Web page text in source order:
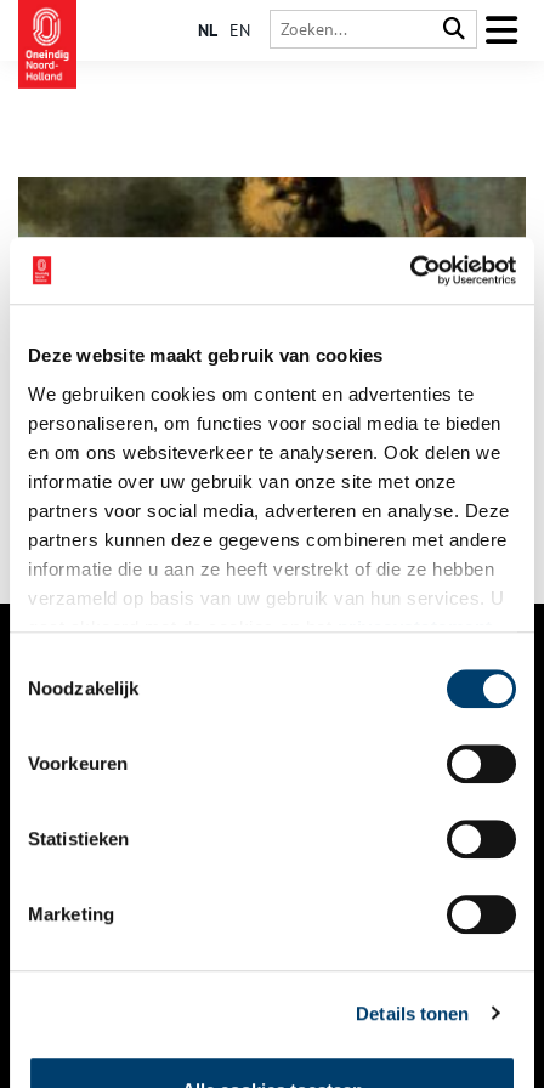
Deze website maakt gebruik van cookies
We gebruiken cookies om content en advertenties te
personaliseren, om functies voor social media te bieden
en om ons websiteverkeer te analyseren. Ook delen we
informatie over uw gebruik van onze site met onze
partners voor social media, adverteren en analyse. Deze
partners kunnen deze gegevens combineren met andere
informatie die u aan ze heeft verstrekt of die ze hebben
verzameld op basis van uw gebruik van hun services. U
Noodzakelijk
Voorkeuren
Statistieken
Marketing
Details tonen
NL EN
eeuw
Van alle Jannen die ooit te kaap’ren hebben gevaren, was
zeerover Jan Janszoon van Haarlem (1570-na 1641) misschien
wel de meest spraakmakende. Hoewel hij niet de Jan van Pier,
Tjores en Corneel uit het bekende zeemanslied was, had zijn
leven zomaar kunnen worden bezongen.
VERHALEN
KALENDER
THEMA’S
VIDEO’S
CONTACT